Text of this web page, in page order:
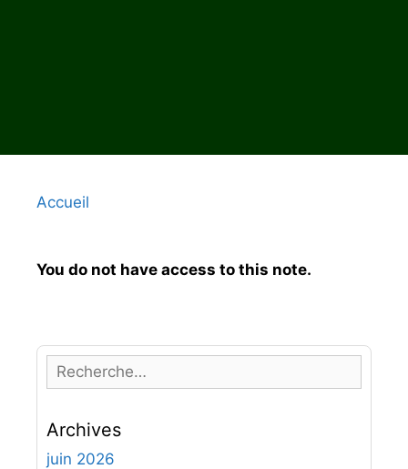
Accueil
You do not have access to this note.
e
h
e
Archives
juin 2026